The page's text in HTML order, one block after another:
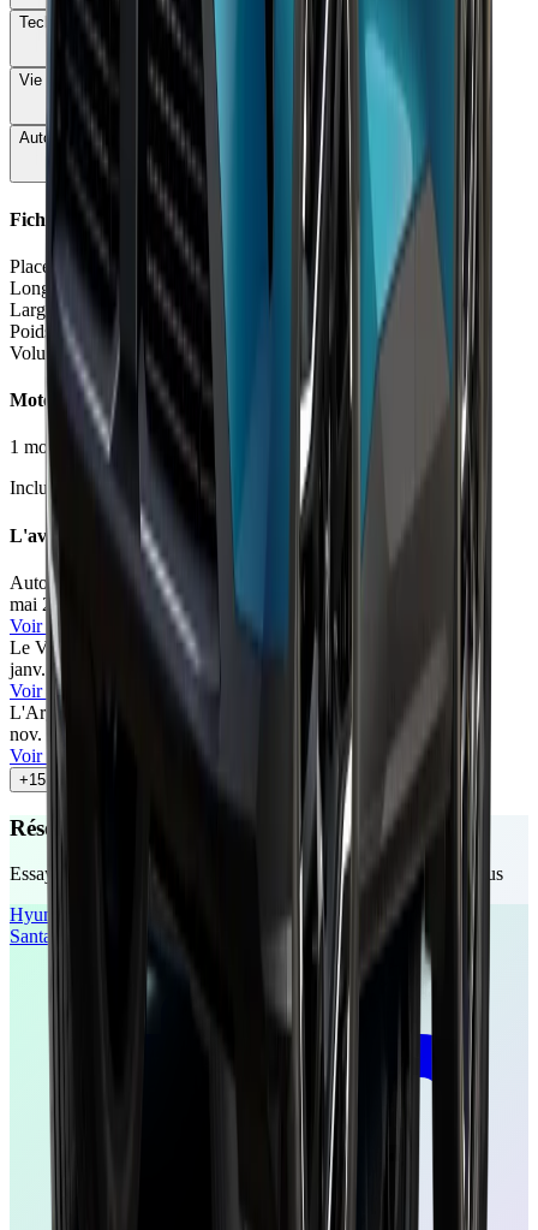
Technologie
Vie à bord 78
Autonomie & Recharge 72
Fiche Technique
Places
5 places
Longueur
Largeur
Poids à vide
1421 - 1592
Volume coffre 555 - 575
Moteurs et Finitions
1 motorisation finition
Inclure Malus 2026
L'avis des experts
Automobile Propre73/100
mai 2026
Nass Mohamed
Voir l'article
Le Vendeur Automobiles
janv. 2026
Le Vendeur Automobiles
Voir l'article
L'Argus
nov. 2025
Voir l'article
+15
Réservez votre essai gratuit
Essayez ces véhicules chez un concessionnaire près de chez vous
Hyundai
Santa Fe